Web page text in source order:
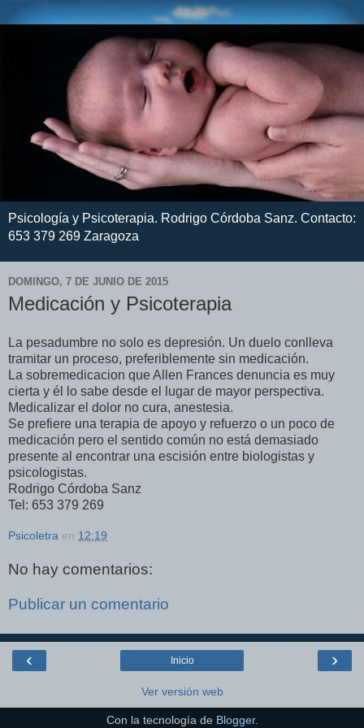
Psicología y Psicoterapia. Rodrigo Córdoba Sanz. Contacto:
653 379 269 Zaragoza
DOMINGO, 7 DE JUNIO DE 2015
Medicación y Psicoterapia
La pesadumbre no solo es depresión. Un duelo conlleva
tramitar un proceso, preferiblemente sin medicación.
La sobremedicacion que Allen Frances denuncia es muy
cierta y él lo sabe desde el lugar de mayor perspectiva.
Medicalizar el dolor no cura, anestesia.
Se prefiere una terapia de apoyo y refuerzo o un poco de
medicación pero el sentido común no está demasiado
presente al encontrar una escisión entre biologistas y
psicologistas.
Rodrigo Córdoba Sanz
Tel: 653 379 269
Psicoletra en 12:19
No hay comentarios:
Publicar un comentario
‹ ›
Inicio
Ver versión web
Con la tecnología de Blogger.